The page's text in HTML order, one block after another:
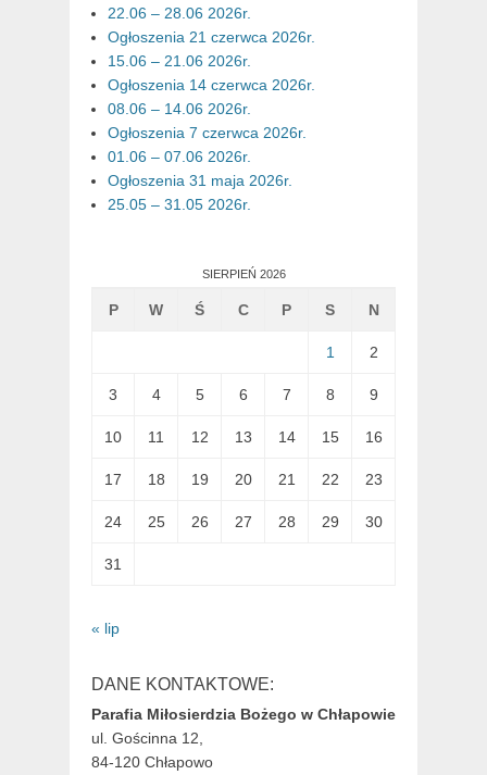
22.06 – 28.06 2026r.
Ogłoszenia 21 czerwca 2026r.
15.06 – 21.06 2026r.
Ogłoszenia 14 czerwca 2026r.
08.06 – 14.06 2026r.
Ogłoszenia 7 czerwca 2026r.
01.06 – 07.06 2026r.
Ogłoszenia 31 maja 2026r.
25.05 – 31.05 2026r.
SIERPIEŃ 2026
P W Ś C P S N
1 2
3 4 5 6 7 8 9
10 11 12 13 14 15 16
17 18 19 20 21 22 23
24 25 26 27 28 29 30
31
« lip
DANE KONTAKTOWE:
Parafia Miłosierdzia Bożego w Chłapowie
ul. Gościnna 12,
84-120 Chłapowo